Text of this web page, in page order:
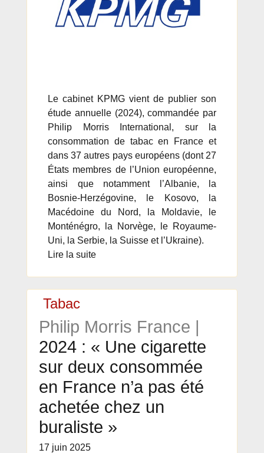
Le cabinet KPMG vient de publier son
étude annuelle (2024), commandée par
Philip Morris International, sur la
consommation de tabac en France et
dans 37 autres pays européens (dont 27
États membres de l’Union européenne,
ainsi que notamment l’Albanie, la
Bosnie-Herzégovine, le Kosovo, la
Macédoine du Nord, la Moldavie, le
Monténégro, la Norvège, le Royaume-
Uni, la Serbie, la Suisse et l’Ukraine).
Lire la suite
Tabac
Philip Morris France |
2024 : « Une cigarette
sur deux consommée
en France n’a pas été
achetée chez un
buraliste »
17 juin 2025